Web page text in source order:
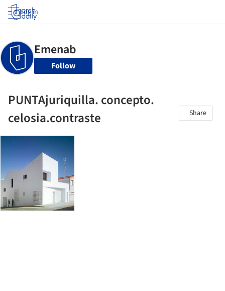
Log in
Follow
PUNTAjuriquilla. concepto.
celosia.contraste
Share